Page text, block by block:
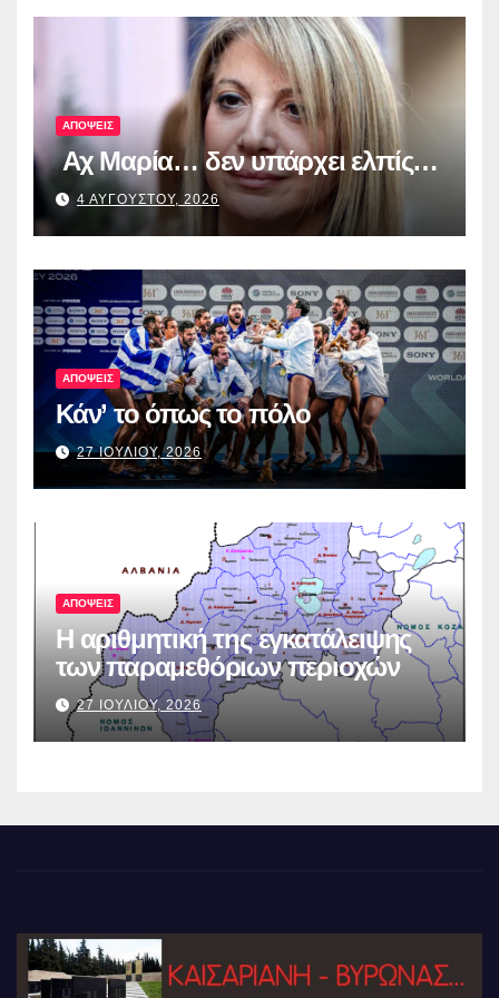
για τη διαφάνεια και τη
λογοδοσία»
ΑΠΟΨΕΙΣ
Αχ Μαρία… δεν υπάρχει ελπίς…
4 ΑΥΓΟΥΣΤΟΥ, 2026
ΑΠΟΨΕΙΣ
Κάν’ το όπως το πόλο
27 ΙΟΥΛΙΟΥ, 2026
ΑΠΟΨΕΙΣ
Η αριθμητική της εγκατάλειψης
των παραμεθόριων περιοχών
27 ΙΟΥΛΙΟΥ, 2026